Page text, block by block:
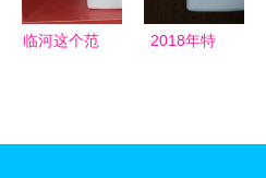
临河这个范
2018年特